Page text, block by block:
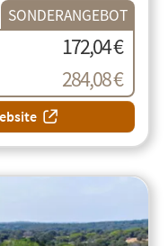
SONDERANGEBOT
172,04 €
284,08 €